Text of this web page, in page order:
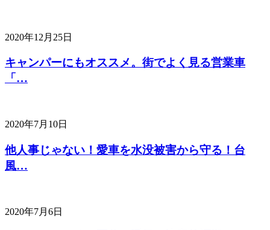
2020年12月25日
キャンパーにもオススメ。街でよく見る営業車
「…
2020年7月10日
他人事じゃない！愛車を水没被害から守る！台
風…
2020年7月6日